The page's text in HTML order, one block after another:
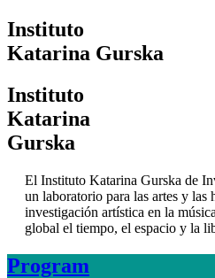
Instituto
Katarina Gurska
Instituto
Katarina
Gurska
El Instituto Katarina Gurska de
un laboratorio para las artes y las
investigación artística en la
global el tiempo, el espacio y la
Program